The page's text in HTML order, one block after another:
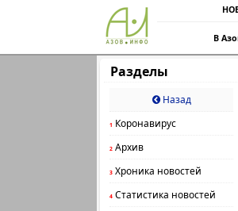
В
Разделы
Назад
1 Коронавирус
2 Архив
3 Хроника новостей
4 Статистика новостей